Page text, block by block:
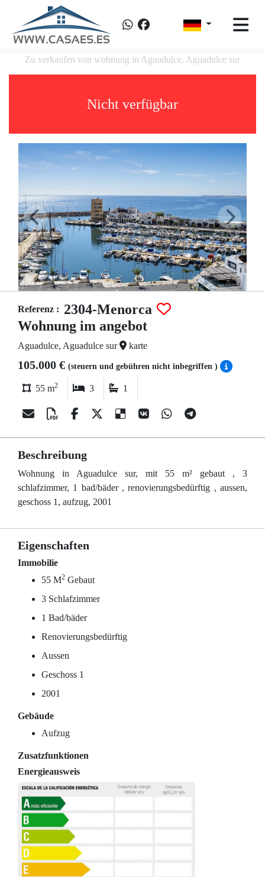
Zu verkaufen von wohnung in Aguadulce, Aguadulce sur
Nicht verfügbar
Referenz : 2304-Menorca
Wohnung im angebot
Aguadulce, Aguadulce sur karte
105.000 € (steuern und gebühren nicht inbegriffen )
55 m2 3 1
Beschreibung
Wohnung in Aguadulce sur, mit 55 m² gebaut , 3
schlafzimmer, 1 bad/bäder , renovierungsbedürftig , aussen,
geschoss 1, aufzug, 2001
Eigenschaften
Immobilie
55 M2 Gebaut
3 Schlafzimmer
1 Bad/bäder
Renovierungsbedürftig
Aussen
Geschoss 1
2001
Gebäude
Aufzug
Zusatzfunktionen
Energieausweis